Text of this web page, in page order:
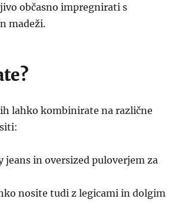
občasno impregnirati s
madeži.
lahko kombinirate na različne
in oversized puloverjem za
nosite tudi z legicami in dolgim